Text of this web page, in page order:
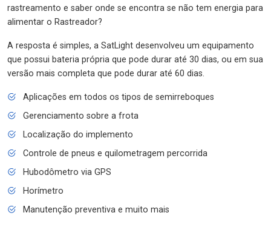
rastreamento e saber onde se encontra se não tem energia para
alimentar o Rastreador?
A resposta é simples, a SatLight desenvolveu um equipamento
que possui bateria própria que pode durar até 30 dias, ou em sua
versão mais completa que pode durar até 60 dias.
Aplicações em todos os tipos de semirreboques
Gerenciamento sobre a frota
Localização do implemento
Controle de pneus e quilometragem percorrida
Hubodômetro via GPS
Horímetro
Manutenção preventiva e muito mais